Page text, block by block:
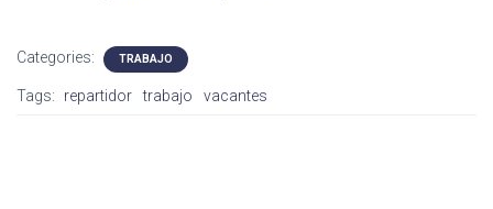
Categories: TRABAJO
Tags: repartidor trabajo vacantes